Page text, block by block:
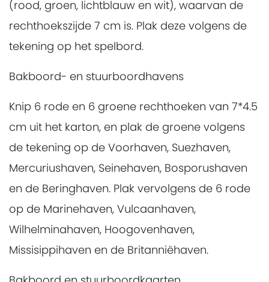
(rood, groen, lichtblauw en wit), waarvan de
rechthoekszijde 7 cm is. Plak deze volgens de
tekening op het spelbord.
Bakboord- en stuurboordhavens
Knip 6 rode en 6 groene rechthoeken van 7*4.5
cm uit het karton, en plak de groene volgens
de tekening op de Voorhaven, Suezhaven,
Mercuriushaven, Seinehaven, Bosporushaven
en de Beringhaven. Plak vervolgens de 6 rode
op de Marinehaven, Vulcaanhaven,
Wilhelminahaven, Hoogovenhaven,
Missisippihaven en de Britanniëhaven.